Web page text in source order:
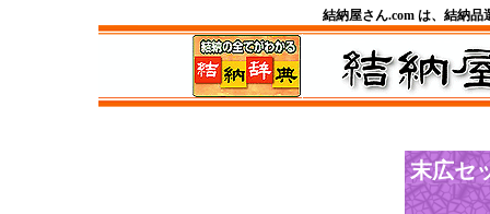
結納屋さん.com は、結納
末広セ